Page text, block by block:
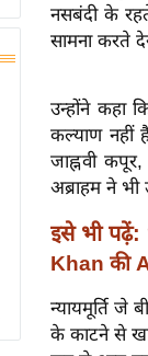
नसबंदी के
सामना करते
उन्होंने कहा
कल्याण नहीं
जाह्नवी
अब्राहम ने
इसे भी पढ़ें:
Khan की
न्यायमूर्ति जे
के काटने से